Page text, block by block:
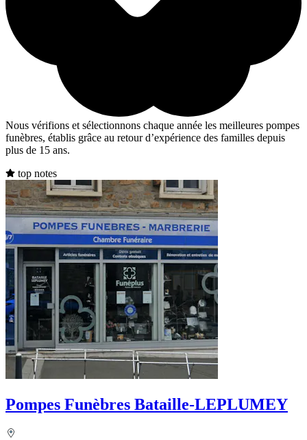
Nous vérifions et sélectionnons chaque année les meilleures pompes
funèbres, établis grâce au retour d’expérience des familles depuis
plus de 15 ans.
top notes
Pompes Funèbres Bataille-LEPLUMEY